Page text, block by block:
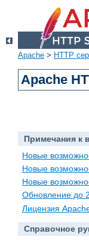
Apache > HTTP
Apache
Примечания к
Новые
Новые
Новые
Обновление до
Лицензия
Справочное